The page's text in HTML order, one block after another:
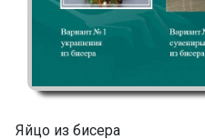
Яйцо из бисера